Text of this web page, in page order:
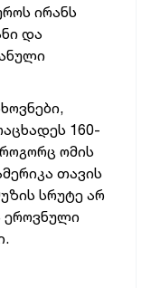
ირანს
და
160-
ომის
თავის
სრუტე არ
ეროვნული